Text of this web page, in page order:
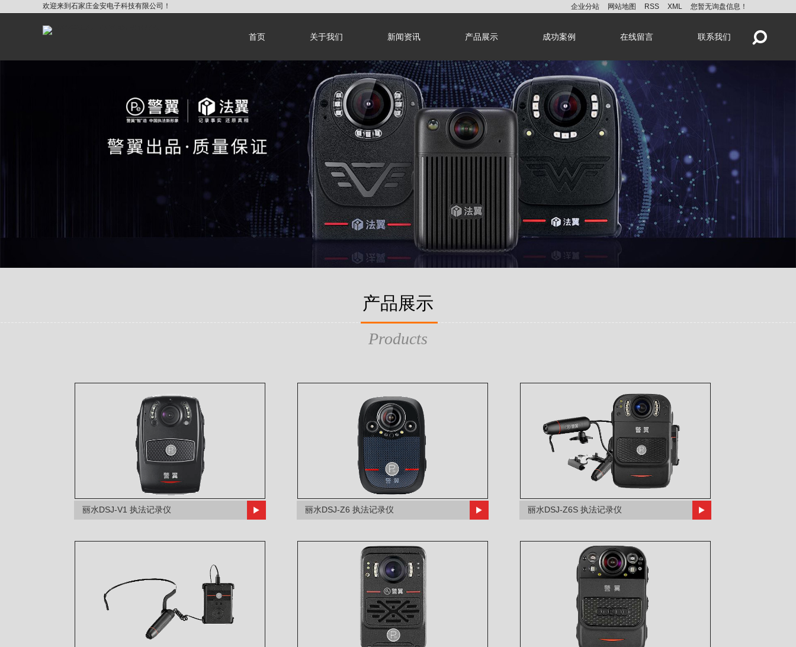
欢迎来到石家庄金安电子科技有限公司！ 企业分站 网站地图 RSS XML 您暂无询盘信息！
首页 关于我们 新闻资讯 产品展示 成功案例 在线留言 联系我们
产品展示
Products
丽水DSJ-V1 执法记录仪 丽水DSJ-Z6 执法记录仪 丽水DSJ-Z6S 执法记录仪